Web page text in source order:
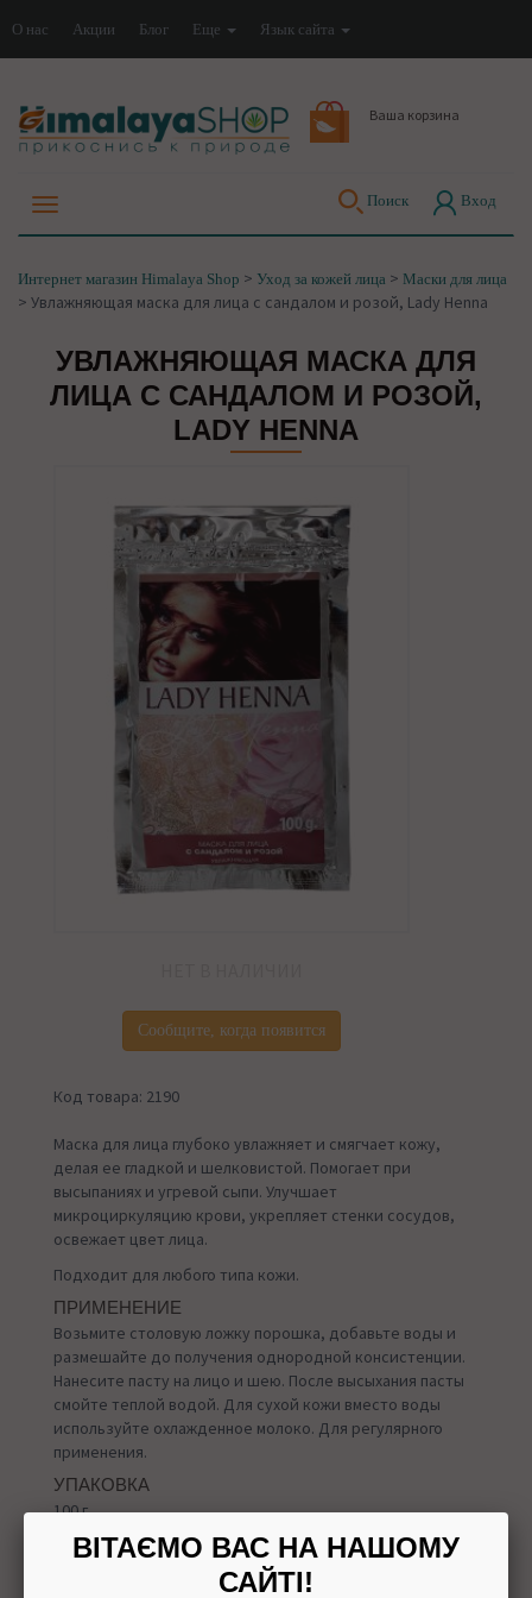
О нас Акции Блог Еще Язык сайта
Ваша корзина
Поиск Вход
Интернет магазин Himalaya Shop > Уход за кожей лица > Маски для лица
> Увлажняющая маска для лица с сандалом и розой, Lady Henna
УВЛАЖНЯЮЩАЯ МАСКА ДЛЯ
ЛИЦА С САНДАЛОМ И РОЗОЙ,
LADY HENNA
Сообщите, когда появится
Код товара: 2190
Маска для лица глубоко увлажняет и смягчает кожу,
делая ее гладкой и шелковистой. Помогает при
высыпаниях и угревой сыпи. Улучшает
микроциркуляцию крови, укрепляет стенки сосудов,
освежает цвет лица.
Подходит для любого типа кожи.
ПРИМЕНЕНИЕ
Возьмите столовую ложку порошка, добавьте воды и
размешайте до получения однородной консистенции.
Нанесите пасту на лицо и шею. После высыхания пасты
смойте теплой водой. Для сухой кожи вместо воды
используйте охлажденное молоко. Для регулярного
применения.
УПАКОВКА
100 г
ВІТАЄМО ВАС НА НАШОМУ
САЙТІ!